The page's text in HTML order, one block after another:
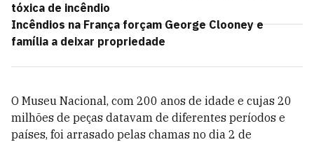
tóxica de incêndio
Incêndios na França forçam George Clooney e
família a deixar propriedade
O Museu Nacional, com 200 anos de idade e cujas 20
milhões de peças datavam de diferentes períodos e
países, foi arrasado pelas chamas no dia 2 de